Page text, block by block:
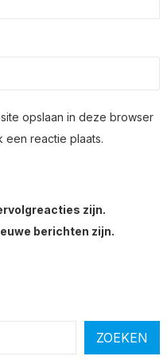
opslaan in deze browser
reactie plaats.
zijn.
berichten zijn.
ZOEKEN